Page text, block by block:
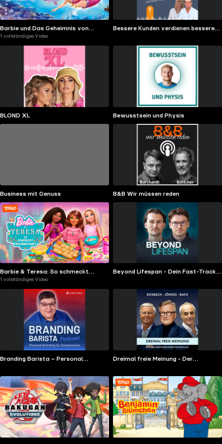
Barbie und Das Geheimnis von
Oceana 2
1 vollständiges Video
Bessere Kunden verdienen bessere
BLOND XL Bewusstsein und Physis
Business mit Genuss B&B Wir müssen reden
Barbie & Teresa: So schmeckt
Freundschaft
1 vollständiges Video
Beyond Lifespan - Dein Fast-Track
Branding Barista – Personal
Dreimal freie Meinung - Der